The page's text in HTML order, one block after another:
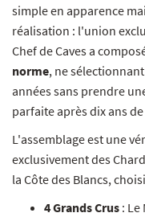
simple en apparence
réalisation : l'union
Chef de Caves a
norme, ne
années sans prendre
parfaite après dix ans de
L'assemblage est une
exclusivement des
la Côte des Blancs,
4 Grands Crus :